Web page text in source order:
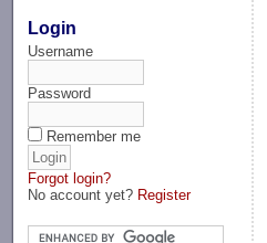
Login
Username
Password
Remember me
Forgot login?
No account yet? Register